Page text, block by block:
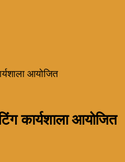
आयोजित
कार्यशाला आयोजित